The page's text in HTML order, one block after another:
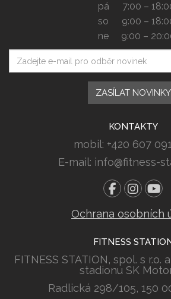
pá
7:00 –
so
9:00 –
ne
9:00 –
Váš e-
ZASÍLAT NOVINKY
KONTAKTY
mobil: +420 607
E-mail: info@fitness-
Ochrana osobních
FITNESS
FITNESS STATION, spol. s r.o.
stadionu SK
Radlická 298/105, 150